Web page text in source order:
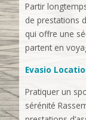
Partir
de prestations
qui offre une
partent en
Evasio
Pratiquer un
sérénité